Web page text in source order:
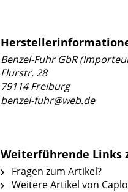
Benzel-Fuhr GbR
Flurstr. 28
79114 Freiburg
benzel-fuhr@web.de
Weiterführende Links
Fragen zum Artikel?
Weitere Artikel von